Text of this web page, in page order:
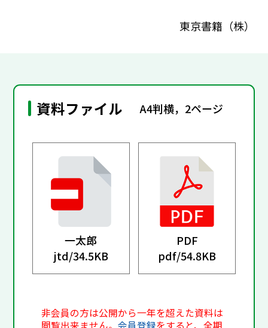
東京書籍（株）
資料ファイル A4判横，2ページ
一太郎
jtd/34.5KB
PDF
pdf/54.8KB
非会員の方は公開から一年を超えた資料は